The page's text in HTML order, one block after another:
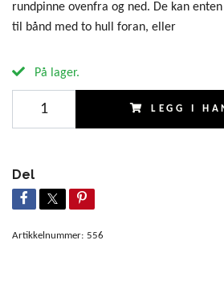
rundpinne ovenfra og ned. De kan
til bånd med to hull foran, eller
På lager.
LEGG I
Del
Artikkelnummer: 556